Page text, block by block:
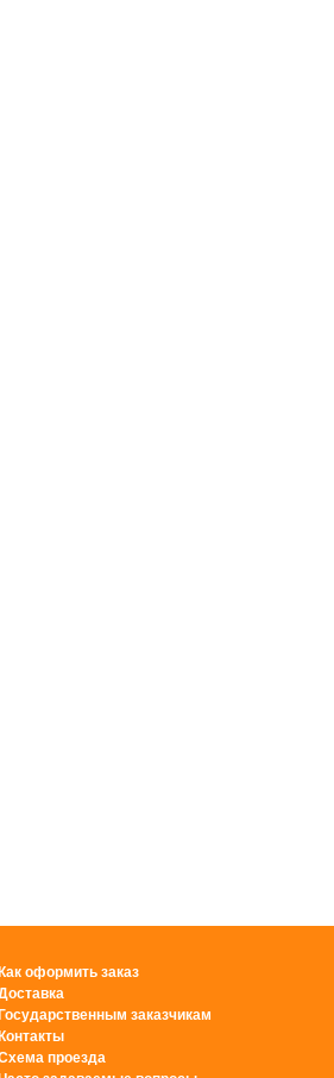
Как оформить заказ
Государственным заказчикам
Контакты
проезда